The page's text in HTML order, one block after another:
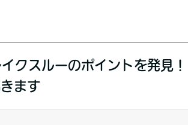
クスルーのポイントを発見！
ます